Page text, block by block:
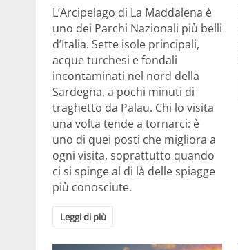
L’Arcipelago di La Maddalena è
uno dei Parchi Nazionali più belli
d’Italia. Sette isole principali,
acque turchesi e fondali
incontaminati nel nord della
Sardegna, a pochi minuti di
traghetto da Palau. Chi lo visita
una volta tende a tornarci: è
uno di quei posti che migliora a
ogni visita, soprattutto quando
ci si spinge al di là delle spiagge
più conosciute.
Leggi di più